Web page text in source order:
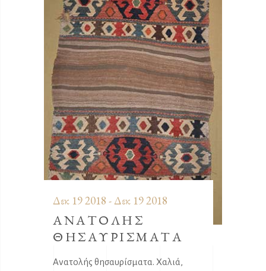
Δεκ 19 2018 - Δεκ 19 2018
ΑΝΑΤΟΛΗΣ
ΘΗΣΑΥΡΙΣΜΑΤΑ
Ανατολής θησαυρίσματα. Χαλιά,